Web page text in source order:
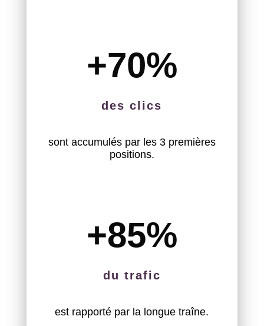
+70%
des clics
sont accumulés par les 3 premières
positions.
+85%
du trafic
est rapporté par la longue traîne.